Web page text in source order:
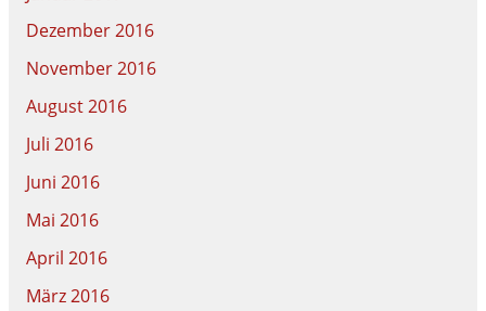
Dezember 2016
November 2016
August 2016
Juli 2016
Juni 2016
Mai 2016
April 2016
März 2016